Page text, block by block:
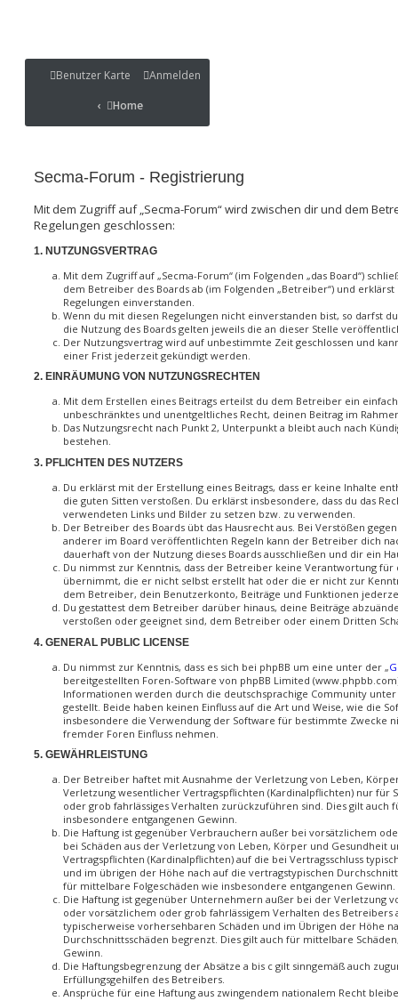
Benutzer Karte Anmelden
PortalHome
Benutzer Karte
Home
Secma-Forum - Registrierung
Mit dem Zugriff auf „Secma-Forum“ wird zwischen dir und dem
Regelungen geschlossen:
1. NUTZUNGSVERTRAG
Mit dem Zugriff auf „Secma-Forum“ (im Folgenden „das Board“)
dem Betreiber des Boards ab (im Folgenden „Betreiber“) und
Regelungen einverstanden.
Wenn du mit diesen Regelungen nicht einverstanden bist, so darfst
die Nutzung des Boards gelten jeweils die an dieser Stelle
Der Nutzungsvertrag wird auf unbestimmte Zeit geschlossen und
einer Frist jederzeit gekündigt werden.
2. EINRÄUMUNG VON NUTZUNGSRECHTEN
Mit dem Erstellen eines Beitrags erteilst du dem Betreiber ein
unbeschränktes und unentgeltliches Recht, deinen Beitrag im
Das Nutzungsrecht nach Punkt 2, Unterpunkt a bleibt auch nach
bestehen.
3. PFLICHTEN DES NUTZERS
Du erklärst mit der Erstellung eines Beitrags, dass er keine Inhalte
die guten Sitten verstoßen. Du erklärst insbesondere, dass du das
verwendeten Links und Bilder zu setzen bzw. zu verwenden.
Der Betreiber des Boards übt das Hausrecht aus. Bei Verstößen
anderer im Board veröffentlichten Regeln kann der Betreiber dich
dauerhaft von der Nutzung dieses Boards ausschließen und dir ein
Du nimmst zur Kenntnis, dass der Betreiber keine Verantwortung für
übernimmt, die er nicht selbst erstellt hat oder die er nicht zur
dem Betreiber, dein Benutzerkonto, Beiträge und Funktionen
Du gestattest dem Betreiber darüber hinaus, deine Beiträge
verstoßen oder geeignet sind, dem Betreiber oder einem Dritten
4. GENERAL PUBLIC LICENSE
Du nimmst zur Kenntnis, dass es sich bei phpBB um eine unter der „
bereitgestellten Foren-Software von phpBB Limited
Informationen werden durch die deutschsprachige Community
gestellt. Beide haben keinen Einfluss auf die Art und Weise, wie die
insbesondere die Verwendung der Software für bestimmte Zwecke
fremder Foren Einfluss nehmen.
5. GEWÄHRLEISTUNG
Der Betreiber haftet mit Ausnahme der Verletzung von Leben,
Verletzung wesentlicher Vertragspflichten (Kardinalpflichten) nur für
oder grob fahrlässiges Verhalten zurückzuführen sind. Dies gilt auch
insbesondere entgangenen Gewinn.
Die Haftung ist gegenüber Verbrauchern außer bei vorsätzlichem
bei Schäden aus der Verletzung von Leben, Körper und Gesundheit
Vertragspflichten (Kardinalpflichten) auf die bei Vertragsschluss
und im übrigen der Höhe nach auf die vertragstypischen
für mittelbare Folgeschäden wie insbesondere entgangenen Gewinn.
Die Haftung ist gegenüber Unternehmern außer bei der Verletzung
oder vorsätzlichem oder grob fahrlässigem Verhalten des Betreibers
typischerweise vorhersehbaren Schäden und im Übrigen der Höhe
Durchschnittsschäden begrenzt. Dies gilt auch für mittelbare
Gewinn.
Die Haftungsbegrenzung der Absätze a bis c gilt sinngemäß auch
Erfüllungsgehilfen des Betreibers.
Ansprüche für eine Haftung aus zwingendem nationalem Recht